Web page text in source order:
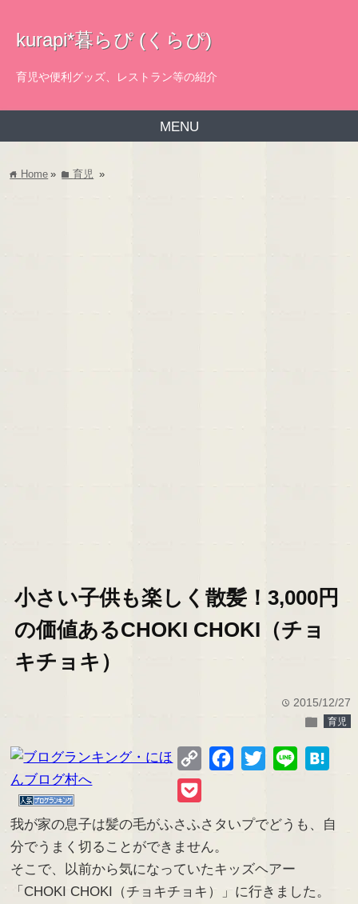
kurapi*暮らぴ (くらぴ)
育児や便利グッズ、レストラン等の紹介
MENU
home Home » folder 育児 »
小さい子供も楽しく散髪！3,000円
の価値あるCHOKI CHOKI（チョ
キチョキ）
time 2015/12/27
folder 育児
Copy
Facebook
Twitter Line
我が家の息子は髪の毛がふさふさタいプでどうも、自
分でうまく切ることができません。
そこで、以前から気になっていたキッズヘアー
「CHOKI CHOKI（チョキチョキ）」に行きました。